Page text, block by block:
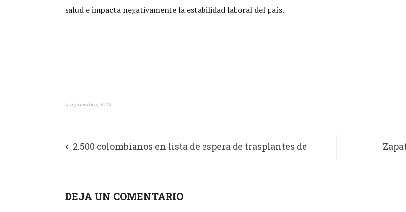
salud e impacta negativamente la estabilidad laboral del país.
9 septiembre, 2019
2.500 colombianos en lista de espera de trasplantes de
DEJA UN COMENTARIO